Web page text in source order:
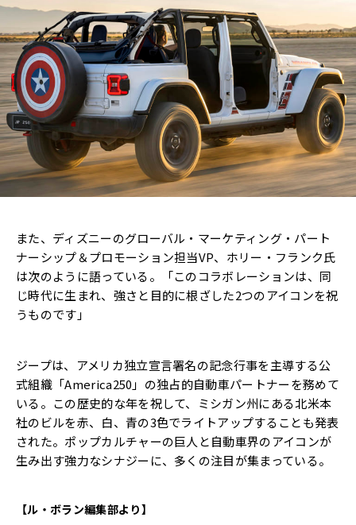
また、ディズニーのグローバル・マーケティング・パート
ナーシップ＆プロモーション担当VP、ホリー・フランク氏
は次のように語っている。「このコラボレーションは、同
じ時代に生まれ、強さと目的に根ざした2つのアイコンを祝
うものです」
ジープは、アメリカ独立宣言署名の記念行事を主導する公
式組織「America250」の独占的自動車パートナーを務めて
いる。この歴史的な年を祝して、ミシガン州にある北米本
社のビルを赤、白、青の3色でライトアップすることも発表
された。ポップカルチャーの巨人と自動車界のアイコンが
生み出す強力なシナジーに、多くの注目が集まっている。
【ル・ボラン編集部より】